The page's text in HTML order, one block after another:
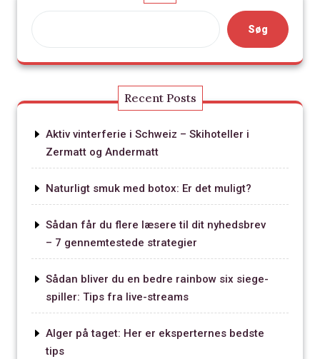
Søg
Recent Posts
Aktiv vinterferie i Schweiz – Skihoteller i
Zermatt og Andermatt
Naturligt smuk med botox: Er det muligt?
Sådan får du flere læsere til dit nyhedsbrev
– 7 gennemtestede strategier
Sådan bliver du en bedre rainbow six siege-
spiller: Tips fra live-streams
Alger på taget: Her er eksperternes bedste
tips